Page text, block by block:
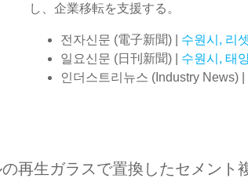
し、企業移転を支援する。
전자신문 (電子新聞) | 수원시, 리
일요신문 (日刊新聞) | 수원시, 태
인더스트리뉴스 (Industry News) |
再生ガラスで置換したセメント